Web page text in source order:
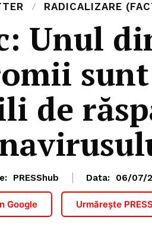
RADICALIZARE
Unul
de
PRESShub Data: 06/07/
Google Urmărește